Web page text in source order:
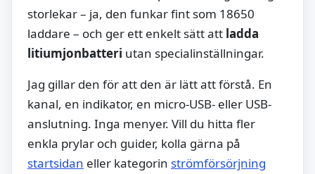
storlekar – ja, den funkar fint som 18650
laddare – och ger ett enkelt sätt att ladda
litiumjonbatteri utan specialinställningar.
Jag gillar den för att den är lätt att förstå. En
kanal, en indikator, en micro-USB- eller USB-
anslutning. Inga menyer. Vill du hitta fler
enkla prylar och guider, kolla gärna på
startsidan eller kategorin strömförsörjning